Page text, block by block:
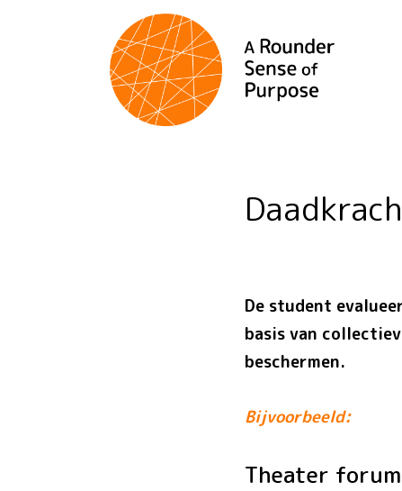
De student
basis van
beschermen.
Bijvoorbeeld:
Theater